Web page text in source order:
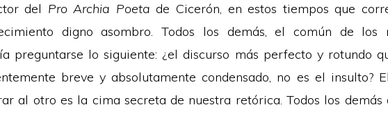
del Pro Archia Poeta de Cicerón, en estos tiempos que
digno asombro. Todos los demás, el común de los
preguntarse lo siguiente: ¿el discurso más perfecto y rotundo
breve y absolutamente condensado, no es el insulto?
al otro es la cima secreta de nuestra retórica. Todos los demás